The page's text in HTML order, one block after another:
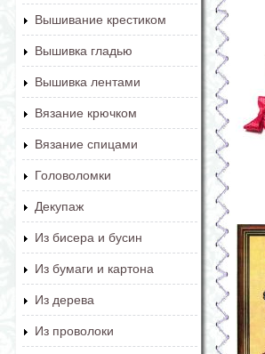
Вышивание крестиком
Вышивка гладью
Вышивка лентами
Вязание крючком
Вязание спицами
Головоломки
Декупаж
Из бисера и бусин
Из бумаги и картона
Из дерева
Из проволоки